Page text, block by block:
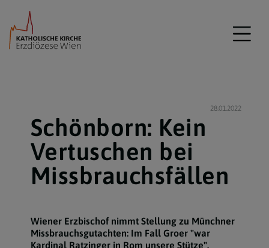
28.01.2022
Schönborn: Kein
Vertuschen bei
Missbrauchsfällen
Wiener Erzbischof nimmt Stellung zu Münchner
Missbrauchsgutachten: Im Fall Groer "war
Kardinal Ratzinger in Rom unsere Stütze".